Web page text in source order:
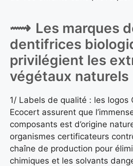
Les marques
dentifrices
privilégient les
végétaux naturels
1/ Labels de qualité : les logos
Ecocert assurent que
composants est d’origine
organismes certificateurs
chaîne de production pour
chimiques et les solvants